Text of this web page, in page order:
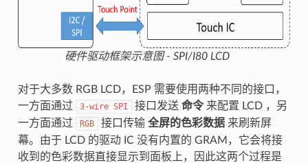
硬件驱动框架示意图 - SPI/I80 LCD
对于大多数 RGB LCD，ESP 需要使用两种不同的接口，
一方面通过
3-wire SPI 接口发送 命令来配置 LCD ，另
一方面通过
RGB 接口传输 全屏的色彩数据来刷新屏
幕。由于 LCD 的驱动 IC 没有内置的 GRAM，它会将接
收到的色彩数据直接显示到面板上，因此这两个过程是